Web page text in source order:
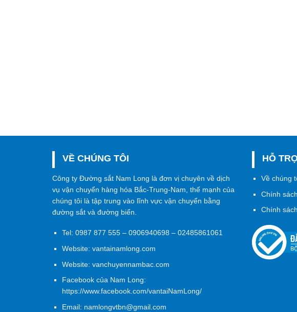
VỀ CHÚNG TÔI
Công ty Đường sắt Nam Long là đơn vị chuyên về dịch
vụ vận chuyển hàng hóa Bắc-Trung-Nam, thế mạnh của
chúng tôi là tập trung vào lĩnh vực vận chuyển bằng
đường sắt và đường biển.
Tel: 0987 877 555– 0906940698– 02485861061
Website: vantainamlong.com
Website: vanchuyennambac.com
Facebook của Nam Long:
https://www.facebook.com/vantaiNamLong/
Email: namlongvtbn@gmail.com
HỖ
Về chúng
Chính
Chính